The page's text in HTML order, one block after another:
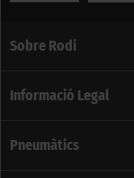
Sobre Rodi
Informació Legal
Pneumàtics